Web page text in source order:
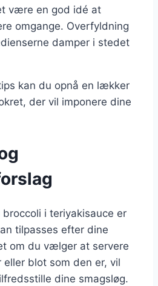
være en god idé at
omgange. Overfyldning
damper i stedet
kan du opnå en lækker
der vil imponere dine
i teriyakisauce er
tilpasses efter dine
om du vælger at servere
blot som den er, vil
dine smagsløg.